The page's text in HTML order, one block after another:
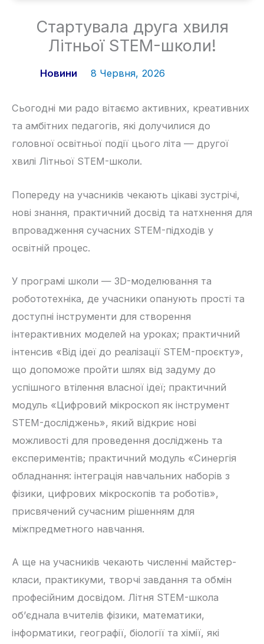
Стартувала друга хвиля
Літньої STEM-школи!
Новини 8 Червня, 2026
Сьогодні ми радо вітаємо активних, креативних
та амбітних педагогів, які долучилися до
головної освітньої події цього літа — другої
хвилі Літньої STEM-школи.
Попереду на учасників чекають цікаві зустрічі,
нові знання, практичний досвід та натхнення для
впровадження сучасних STEM-підходів у
освітній процес.
У програмі школи — 3D-моделювання та
робототехніка, де учасники опанують прості та
доступні інструменти для створення
інтерактивних моделей на уроках; практичний
інтенсив «Від ідеї до реалізації STEM-проєкту»,
що допоможе пройти шлях від задуму до
успішного втілення власної ідеї; практичний
модуль «Цифровий мікроскоп як інструмент
STEM-досліджень», який відкриє нові
можливості для проведення досліджень та
експериментів; практичний модуль «Синергія
обладнання: інтеграція навчальних наборів з
фізики, цифрових мікроскопів та роботів»,
присвячений сучасним рішенням для
міжпредметного навчання.
А ще на учасників чекають численні майстер-
класи, практикуми, творчі завдання та обмін
професійним досвідом. Літня STEM-школа
об’єднала вчителів фізики, математики,
інформатики, географії, біології та хімії, які